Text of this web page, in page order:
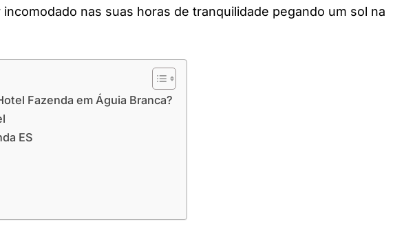
nas suas horas de tranquilidade pegando um sol na
Fazenda em Águia Branca?
ES